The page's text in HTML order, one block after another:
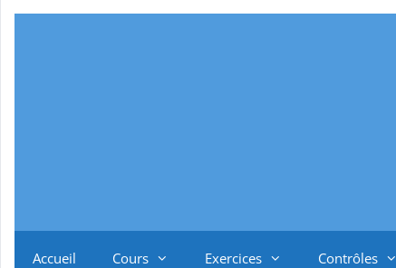
Accueil Cours Exercices Contrôles